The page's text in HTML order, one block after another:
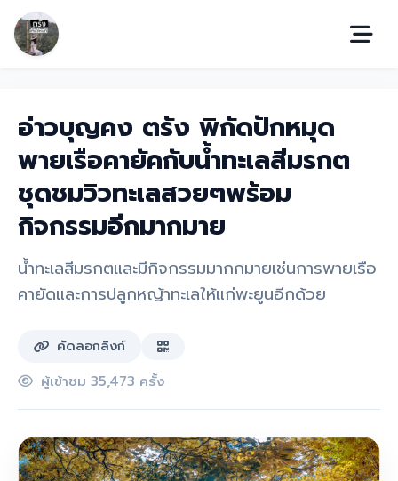
อ่าวบุญคง ตรัง พิกัดปักหมุด
พายเรือคายัคกับน้ำทะเลสีมรกต
ชุดชมวิวทะเลสวยๆพร้อม
กิจกรรมอีกมากมาย
น้ำทะเลสีมรกตและมีกิจกรรมมากกมายเช่นการพายเรือ
คายัดและการปลูกหญ้าทะเลให้แก่พะยูนอีกด้วย
คัดลอกลิงก์
ผู้เข้าชม 35,473 ครั้ง